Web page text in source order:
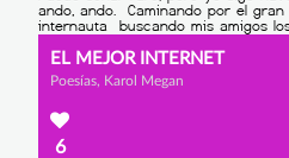
EL MEJOR INTERNET
Poesías, Karol Megan
6